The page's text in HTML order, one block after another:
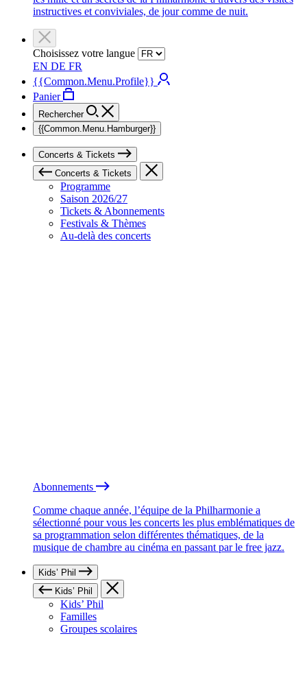
instructives et conviviales, de jour comme de nuit.
Choisissez votre langue
EN DE FR
{{Common.Menu.Profile}}
Panier
Rechercher
{{Common.Menu.Hamburger}}
Concerts & Tickets
Concerts & Tickets
Programme
Saison 2026/27
Tickets & Abonnements
Festivals & Thèmes
Au-delà des concerts
Abonnements
Comme chaque année, l’équipe de la Philharmonie a
sélectionné pour vous les concerts les plus emblématiques de
sa programmation selon différentes thématiques, de la
musique de chambre au cinéma en passant par le free jazz.
Kids’ Phil
Kids’ Phil
Kids’ Phil
Familles
Groupes scolaires